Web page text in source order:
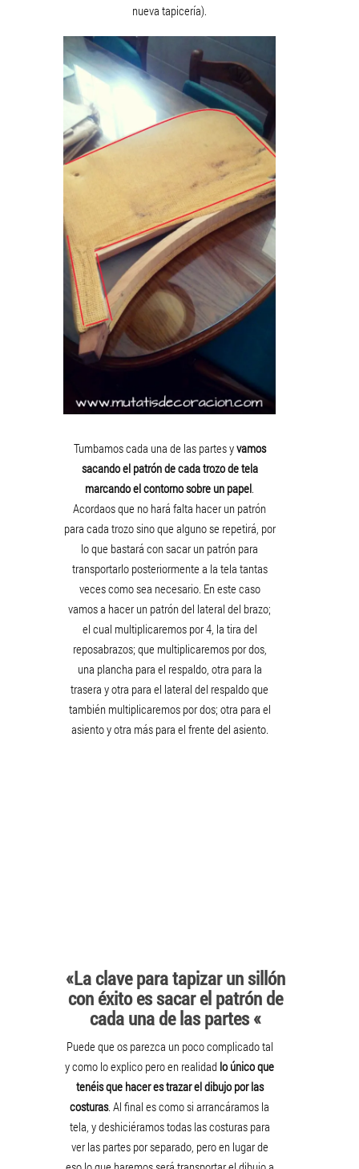
nueva tapicería).
Tumbamos cada una de las partes yvamos
sacando el patrón de cada trozo de tela
marcando el contorno sobre un papel.
Acordaos que no hará falta hacer un patrón
para cada trozo sino que alguno se repetirá, por
lo que bastará con sacar un patrón para
transportarlo posteriormente a la tela tantas
veces como sea necesario. En este caso
vamos a hacer un patrón del lateral del brazo;
el cual multiplicaremos por 4, la tira del
reposabrazos; que multiplicaremos por dos,
una plancha para el respaldo, otra para la
trasera y otra para el lateral del respaldo que
también multiplicaremos por dos; otra para el
asiento y otra más para el frente del asiento.
«La clave para tapizar un sillón
con éxito es sacar el patrón de
cada una de las partes «
Puede que os parezca un poco complicado tal
y como lo explico pero en realidad lo único que
tenéis que hacer es trazar el dibujo por las
costuras. Al final es como si arrancáramos la
tela, y deshiciéramos todas las costuras para
ver las partes por separado, pero en lugar de